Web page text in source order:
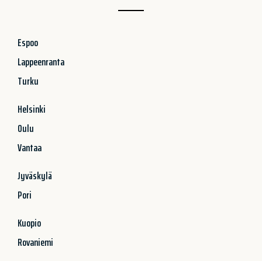
Espoo
Lappeenranta
Turku
Helsinki
Oulu
Vantaa
Jyväskylä
Pori
Kuopio
Rovaniemi